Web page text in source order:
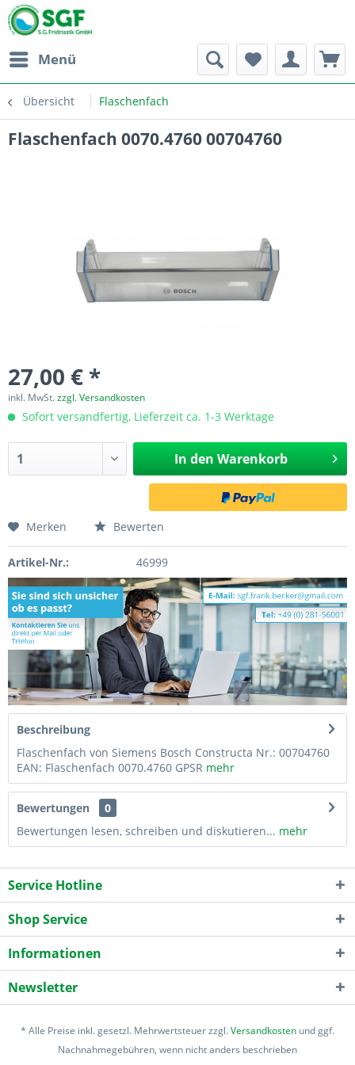
Menü
Übersicht Flaschenfach
Flaschenfach 0070.4760 00704760
27,00 € *
inkl. MwSt.zzgl. Versandkosten
Sofort versandfertig, Lieferzeit ca. 1-3 Werktage
In den Warenkorb
Merken Bewerten
Artikel-Nr.: 46999
Beschreibung
Flaschenfach von Siemens Bosch Constructa Nr.: 00704760
EAN: Flaschenfach 0070.4760 GPSR mehr
Bewertungen
0
Bewertungen lesen, schreiben und diskutieren... mehr
Service Hotline
Shop Service
Informationen
Newsletter
* Alle Preise inkl. gesetzl. Mehrwertsteuer zzgl.Versandkosten und ggf.
Nachnahmegebühren, wenn nicht anders beschrieben